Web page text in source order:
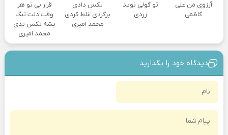
آرزوی من علی
کاظمی
تو گولی نوید
زردی
تکس دادی
برگردی غلط کردی
محمد امیری
قرار نی تو هر
وقت دلت تنگ
بشه تکس بدی
محمد امیری
دیدگاه خود را بگذارید